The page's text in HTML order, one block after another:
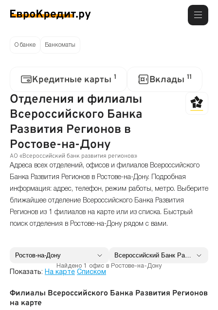
О банке Банкоматы
Кредитные карты 1 Вклады 11
Отделения и филиалы
Всероссийского Банка
Развития Регионов в
Ростове-на-Дону
АО «Всероссийский банк развития регионов»
Адреса всех отделений, офисов и филиалов Всероссийского
Банка Развития Регионов в Ростове-на-Дону. Подробная
информация: адрес, телефон, режим работы, метро. Выберите
ближайшее отделение Всероссийского Банка Развития
Регионов из 1 филиалов на карте или из списка. Быстрый
поиск отделения в Ростове-на-Дону рядом с вами.
Найдено 1 офис в Ростове-на-Дону
Показать: На карте Списком
Филиалы Всероссийского Банка Развития Регионов
на карте